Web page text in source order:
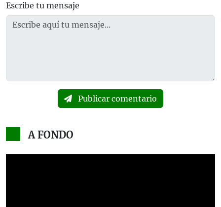
Escribe tu mensaje
Publicar comentario
A FONDO